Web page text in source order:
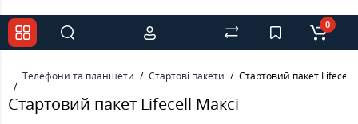
0
Телефони та планшети Стартові пакети Стартовий пакет Lifecell
Стартовий пакет Lifecell Максі